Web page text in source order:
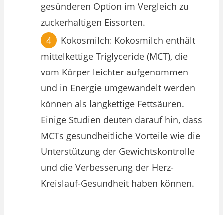
gesünderen Option im Vergleich zu
zuckerhaltigen Eissorten.
Kokosmilch: Kokosmilch enthält
mittelkettige Triglyceride (MCT), die
vom Körper leichter aufgenommen
und in Energie umgewandelt werden
können als langkettige Fettsäuren.
Einige Studien deuten darauf hin, dass
MCTs gesundheitliche Vorteile wie die
Unterstützung der Gewichtskontrolle
und die Verbesserung der Herz-
Kreislauf-Gesundheit haben können.